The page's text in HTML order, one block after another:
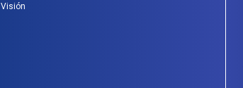
Visión